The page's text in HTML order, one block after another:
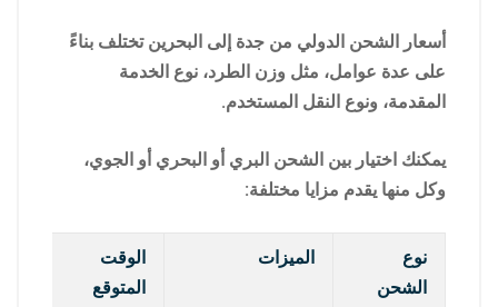
أسعار الشحن الدولي من جدة إلى البحرين تختلف بناءً
على عدة عوامل، مثل وزن الطرد، نوع الخدمة
المقدمة، ونوع النقل المستخدم.
يمكنك اختيار بين الشحن البري أو البحري أو الجوي،
وكل منها يقدم مزايا مختلفة:
نوع
الشحن
الميزات
الوقت
المتوقع